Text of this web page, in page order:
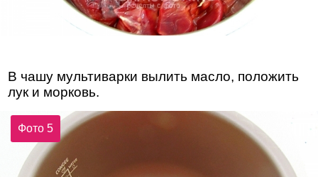
В чашу мультиварки вылить масло, положить
лук и морковь.
Фото 5